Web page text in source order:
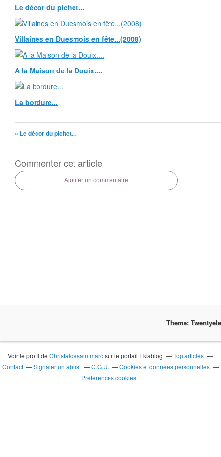
Le décor du pichet...
Villaines en Duesmois en fête...(2008)
A la Maison de la Douix....
La bordure...
« Le décor du pichet...
Commenter cet article
Ajouter un commentaire
Theme:
Voir le profil deChristaldesaintmarcsur le portail Eklablog
Top articles
Contact
Signaler un abus C.G.U.
Cookies et données personnelles
Préférences cookies